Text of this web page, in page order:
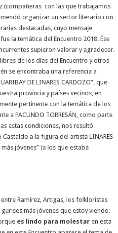
(compañeras con las que trabajamos
organizar un sector literario con
destacadas, cuyo mensaje
la temática del Encuentro 2018. Ése
supieron valorar y agradecer.
de los días del Encuentro y otros
se encontraba una referencia a
DE LINARES CARDOZO”, que
provincia y países vecinos, en
pertinente con la temática de los
a FACUNDO TORRESÁN, como parte
estas condiciones, nos resultó
a la figura del artista LINARES
jóvenes” (a los que estaba
Ramírez, Artigas, los folkloristas
más jóvenes que estoy viendo.
es lindo para molestaren esta